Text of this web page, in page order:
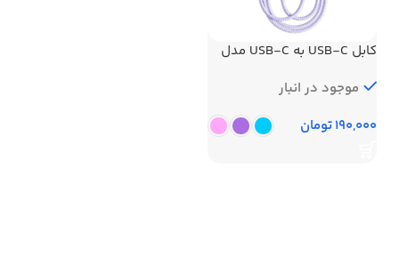
کابل USB-C به USB-C مدل
موجود در انبار
تومان